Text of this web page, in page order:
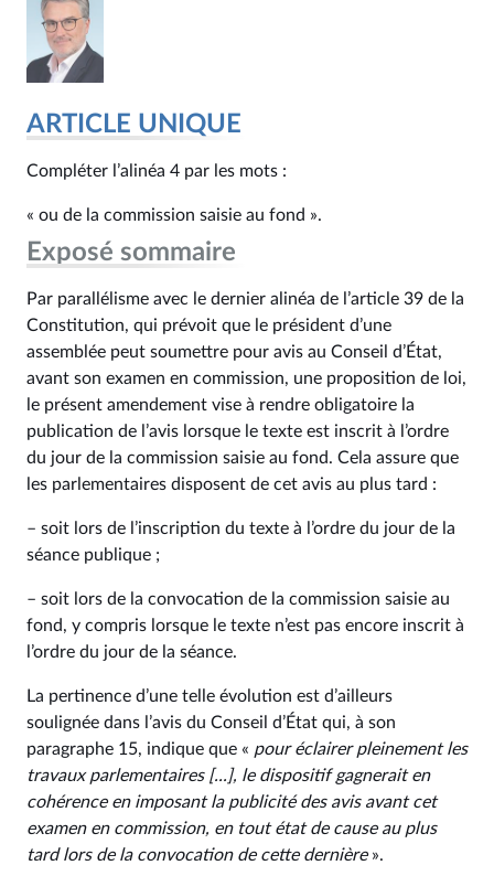
ARTICLE UNIQUE
Compléter l’alinéa 4 par les mots :
« ou de la commission saisie au fond ».
Exposé sommaire
Par parallélisme avec le dernier alinéa de l’article 39 de la
Constitution, qui prévoit que le président d’une
assemblée peut soumettre pour avis au Conseil d’État,
avant son examen en commission, une proposition de loi,
le présent amendement vise à rendre obligatoire la
publication de l’avis lorsque le texte est inscrit à l’ordre
du jour de la commission saisie au fond. Cela assure que
les parlementaires disposent de cet avis au plus tard :
– soit lors de l’inscription du texte à l’ordre du jour de la
séance publique ;
– soit lors de la convocation de la commission saisie au
fond, y compris lorsque le texte n’est pas encore inscrit à
l’ordre du jour de la séance.
La pertinence d’une telle évolution est d’ailleurs
soulignée dans l’avis du Conseil d’État qui, à son
paragraphe 15, indique que « pour éclairer pleinement les
travaux parlementaires [...], le dispositif gagnerait en
cohérence en imposant la publicité des avis avant cet
examen en commission, en tout état de cause au plus
tard lors de la convocation de cette dernière».